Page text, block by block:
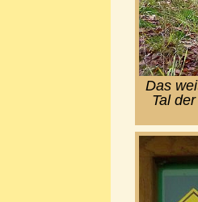
Das
Tal